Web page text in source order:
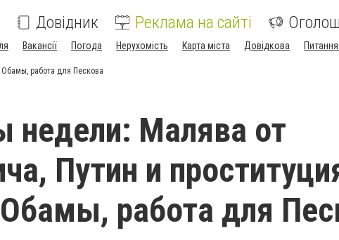
Довідник Реклама на сайті
Вакансії Погода Нерухомість Карта міста Довідкова
Обамы, работа для Пескова
недели: Малява от
Путин и
работа для